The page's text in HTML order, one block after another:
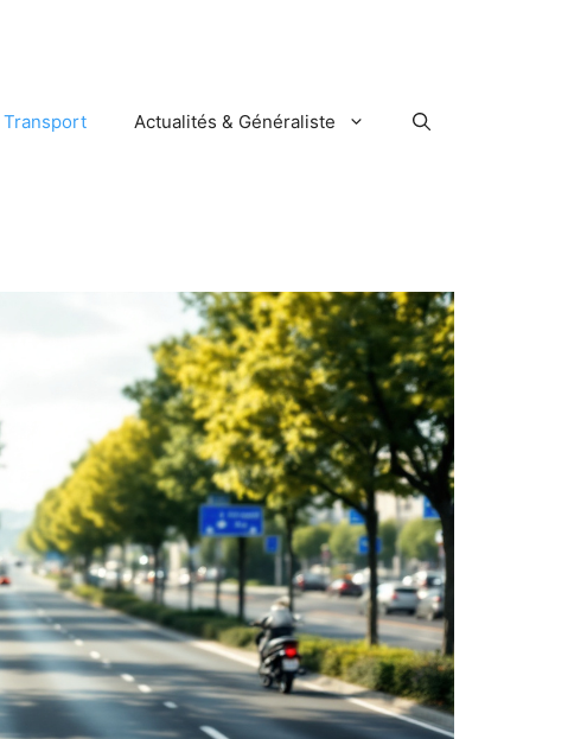
Transport Actualités & Généraliste